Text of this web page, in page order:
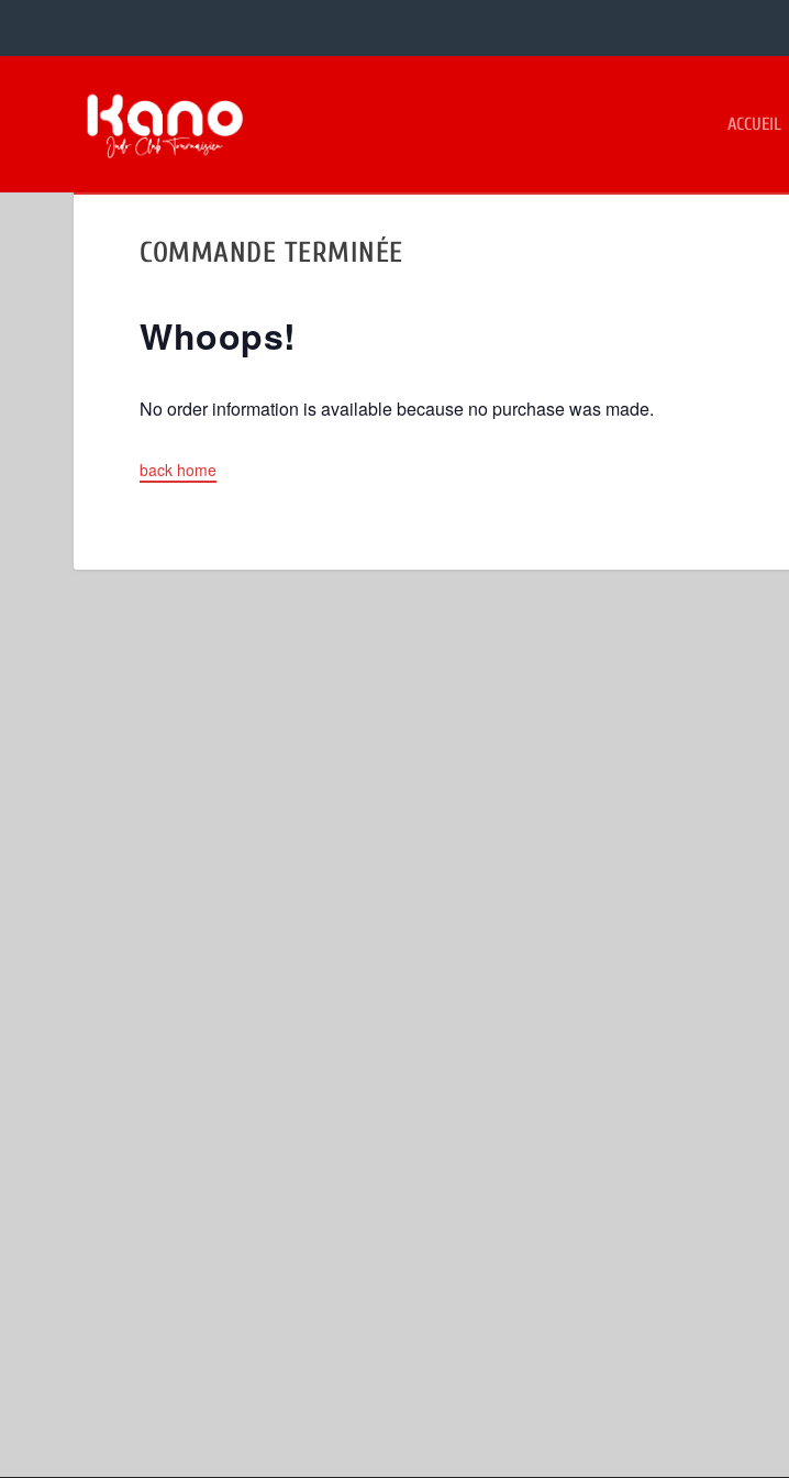
ACCUEIL
COMMANDE TERMINÉE
Whoops!
No order information is available because no purchase was made.
back home